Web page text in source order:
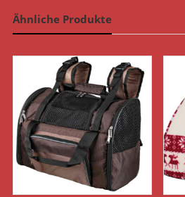
Ähnliche Produkte